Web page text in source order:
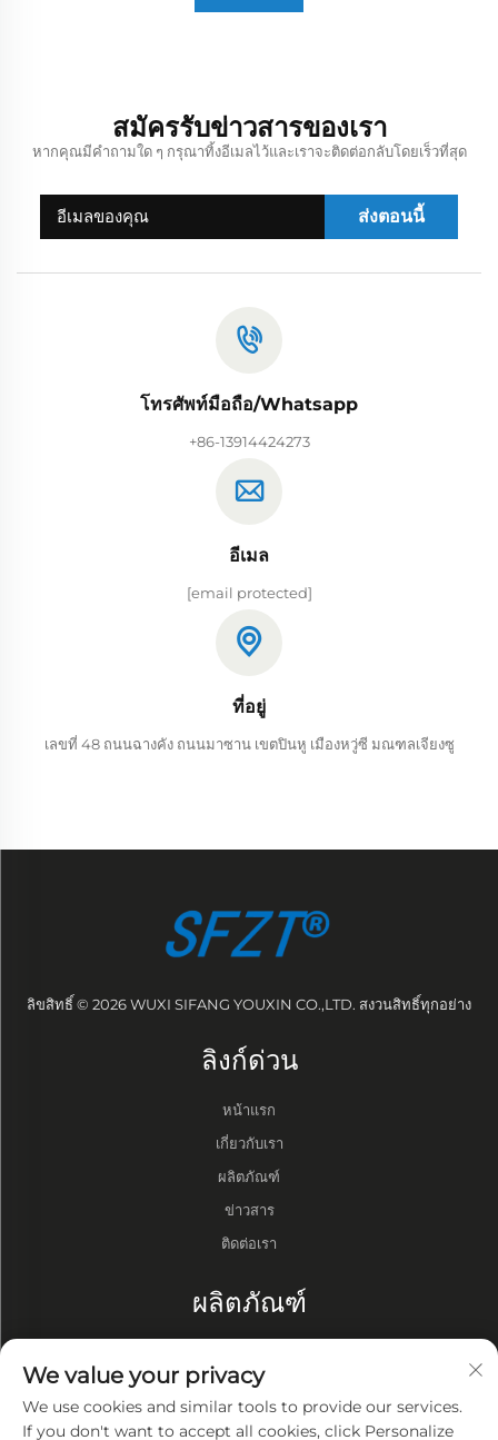
สมัครรับข่าวสารของเรา
หากคุณมีคำถามใด ๆ กรุณาทิ้งอีเมลไว้และเราจะติดต่อกลับโดยเร็วที่สุด
ส่งตอนนี้
โทรศัพท์มือถือ/Whatsapp
+86-13914424273
อีเมล
[email protected]
ที่อยู่
เลขที่ 48 ถนนฉางคัง ถนนมาซาน เขตปินหู เมืองหวู่ซี มณฑลเจียงซู
ลิขสิทธิ์ © 2026 WUXI SIFANG YOUXIN CO.,LTD. สงวนสิทธิ์ทุกอย่าง
ลิงก์ด่วน
หน้าแรก
เกี่ยวกับเรา
ผลิตภัณฑ์
ข่าวสาร
ติดต่อเรา
ผลิตภัณฑ์
ปั๊มสุญญากาศ
เตาสุญญากาศ
We value your privacy
We use cookies and similar tools to provide our services.
If you don't want to accept all cookies, click Personalize